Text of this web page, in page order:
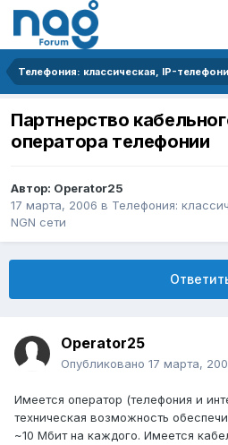
Партнерство
оператора телефонии
Автор: Operator25
17 марта, 2006 в Телефония:
NGN сети
Operator25
Опубликовано 17 марта,
Имеется оператор (телефония и
техническая возможность
~10 Мбит на каждого. Имеется